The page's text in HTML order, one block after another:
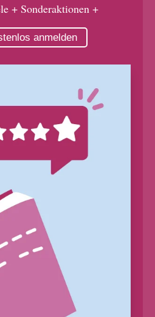
+ Sonderaktionen +
anmelden